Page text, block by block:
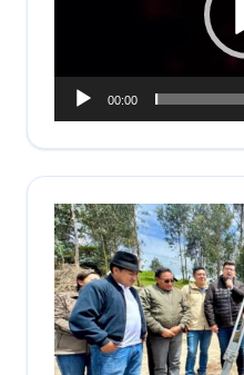
00:00